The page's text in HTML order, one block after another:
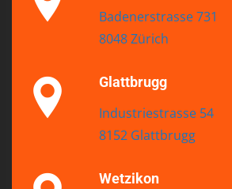
Badenerstrasse 731
8048 Zürich
Glattbrugg
Industriestrasse 54
8152 Glattbrugg
Wetzikon